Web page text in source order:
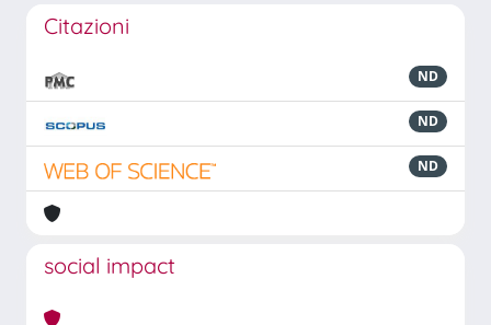
Citazioni
ND
ND
ND
social impact